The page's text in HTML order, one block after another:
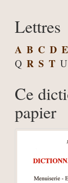
Lettres
A B C D E
Q R S T U
Ce
papier